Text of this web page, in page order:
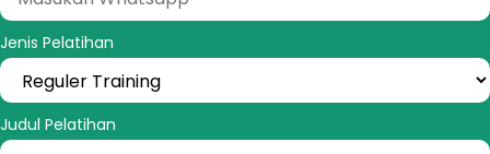
Jenis Pelatihan
Judul Pelatihan